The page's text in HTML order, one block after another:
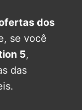
dos
se você
5,
das